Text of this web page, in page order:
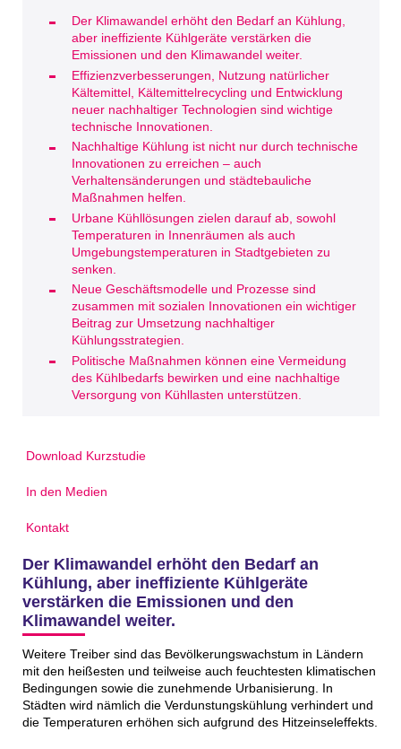
Der Klimawandel erhöht den Bedarf an Kühlung,
aber ineffiziente Kühlgeräte verstärken die
Emissionen und den Klimawandel weiter.
Effizienzverbesserungen, Nutzung natürlicher
Kältemittel, Kältemittelrecycling und Entwicklung
neuer nachhaltiger Technologien sind wichtige
technische Innovationen.
Nachhaltige Kühlung ist nicht nur durch technische
Innovationen zu erreichen – auch
Verhaltensänderungen und städtebauliche
Maßnahmen helfen.
Urbane Kühllösungen zielen darauf ab, sowohl
Temperaturen in Innenräumen als auch
Umgebungstemperaturen in Stadtgebieten zu
senken.
Neue Geschäftsmodelle und Prozesse sind
zusammen mit sozialen Innovationen ein wichtiger
Beitrag zur Umsetzung nachhaltiger
Kühlungsstrategien.
Politische Maßnahmen können eine Vermeidung
des Kühlbedarfs bewirken und eine nachhaltige
Versorgung von Kühllasten unterstützen.
Download Kurzstudie
In den Medien
Kontakt
Der Klimawandel erhöht den Bedarf an
Kühlung, aber ineffiziente Kühlgeräte
verstärken die Emissionen und den
Klimawandel weiter.
Weitere Treiber sind das Bevölkerungswachstum in Ländern
mit den heißesten und teilweise auch feuchtesten klimatischen
Bedingungen sowie die zunehmende Urbanisierung. In
Städten wird nämlich die Verdunstungskühlung verhindert und
die Temperaturen erhöhen sich aufgrund des Hitzeinseleffekts.